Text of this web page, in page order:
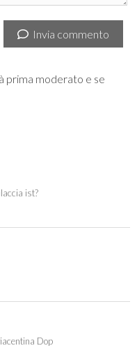
Invia commento
prima moderato e se
ist?
Dop